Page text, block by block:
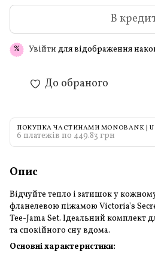
В
% Увійти для відображення
До обраного
ПОКУПКА ЧАСТИНАМИ MONOBANK |
6 платежів по 449.83 грн
Опис
Відчуйте тепло і затишок у
фланелевою піжамою Victoria's
Tee-Jama Set. Ідеальний комплект
та спокійного сну вдома.
Основні характеристики: